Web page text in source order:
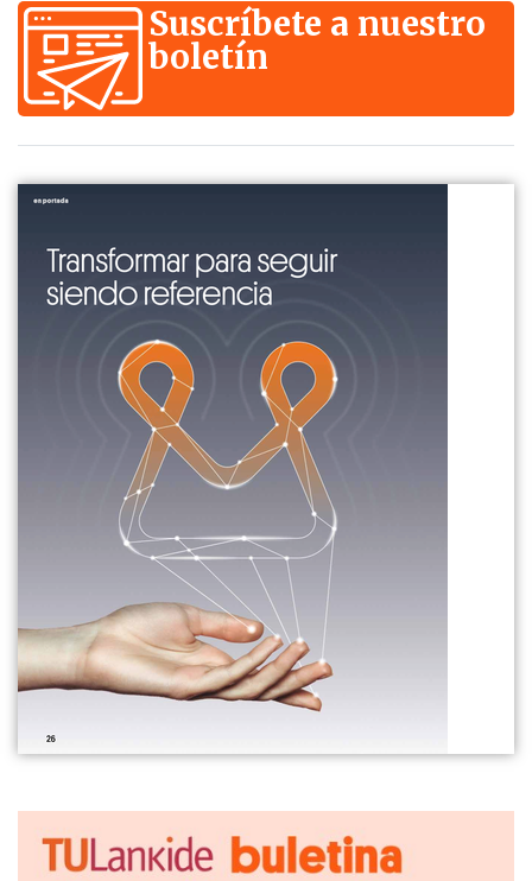
Suscríbete a nuestro
boletín